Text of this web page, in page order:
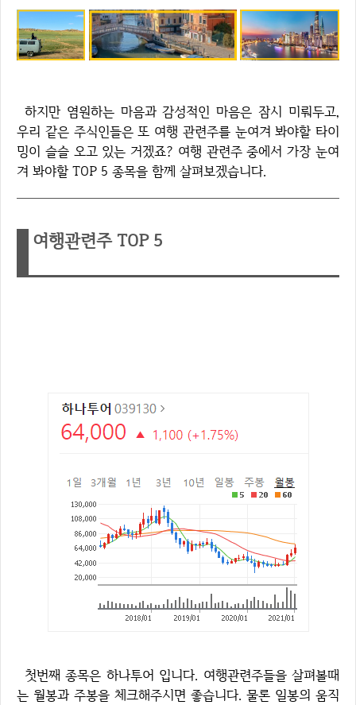
하지만 염원하는 마음과 감성적인 마음은 잠시 미뤄두고,
우리 같은 주식인들은 또 여행 관련주를 눈여겨 봐야할 타이
밍이 슬슬 오고 있는 거겠죠? 여행 관련주 중에서 가장 눈여
겨 봐야할 TOP 5 종목을 함께 살펴보겠습니다.
여행관련주 TOP 5
첫번째 종목은 하나투어 입니다. 여행관련주들을 살펴볼때
는 월봉과 주봉을 체크해주시면 좋습니다. 물론 일봉의 움직